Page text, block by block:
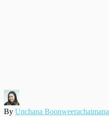
By Unchana Boonweerachaimana